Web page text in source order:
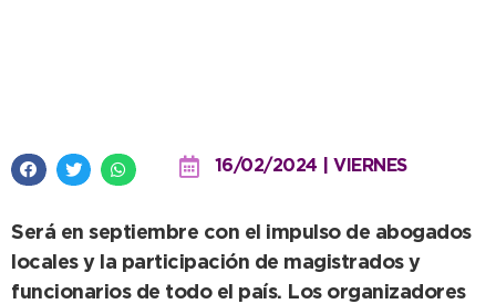
16/02/2024 | VIERNES
Será en septiembre con el impulso de abogados
locales y la participación de magistrados y
funcionarios de todo el país. Los organizadores